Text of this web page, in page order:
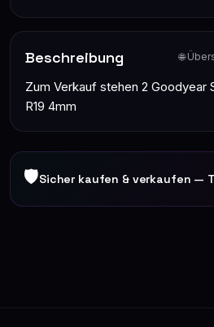
Beschreibung 🌐
Zum Verkauf stehen 2 Goodyear
R19 4mm
🛡Sicher kaufen & verkaufen —